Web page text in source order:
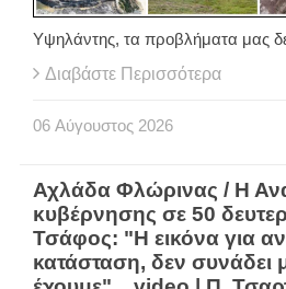
Υψηλάντης, τα προβλήματα μας
Διαβάστε Περισσότερα
06 Αύγουστος 2026
Αχλάδα Φλώρινας / Η
κυβέρνησης σε 50
Τσάφος: "Η εικόνα για
κατάσταση, δεν συνάδει